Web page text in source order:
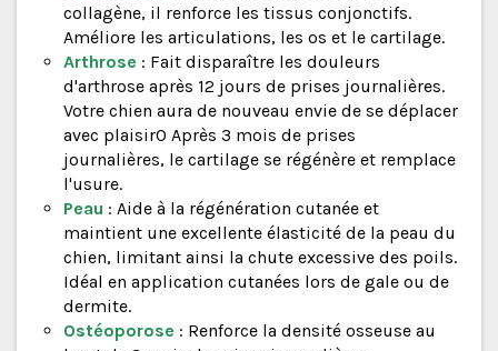
collagène, il renforce les tissus conjonctifs.
Améliore les articulations, les os et le cartilage.
Arthrose : Fait disparaître les douleurs
d'arthrose après 12 jours de prises journalières.
Votre chien aura de nouveau envie de se déplacer
avec plaisir0 Après 3 mois de prises
journalières, le cartilage se régénère et remplace
l'usure.
Peau : Aide à la régénération cutanée et
maintient une excellente élasticité de la peau du
chien, limitant ainsi la chute excessive des poils.
Idéal en application cutanées lors de gale ou de
dermite.
Ostéoporose : Renforce la densité osseuse au